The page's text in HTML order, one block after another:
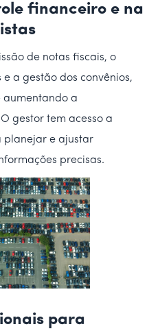
financeiro e na
de notas fiscais, o
a gestão dos convênios,
aumentando a
gestor tem acesso a
planejar e ajustar
precisas.
para